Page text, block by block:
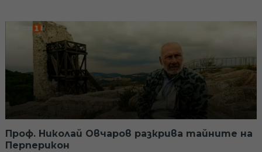
Проф. Николай Овчаров разкрива тайните на
Перперикон